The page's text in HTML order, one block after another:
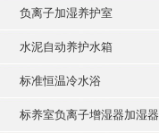
负离子加湿养护室
水泥自动养护水箱
标准恒温冷水浴
标养室负离子增湿器加湿器